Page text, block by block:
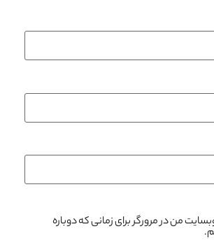
من در مرورگر برای زمانی که دوباره